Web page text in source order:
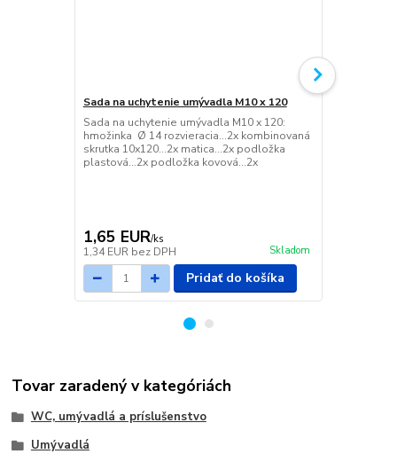
Sada na uchytenie umývadla M10 x 120
Sada na uchytenie umývadla M10 x 120:
hmožinka Ø 14 rozvieracia...2x kombinovaná
skrutka 10x120...2x matica...2x podložka
plastová...2x podložka kovová...2x
1,65 EUR/ks
1,34 EUR bez DPH Skladom
Pridať do košíka
Tovar zaradený v kategóriách
WC, umývadlá a príslušenstvo
Umývadlá